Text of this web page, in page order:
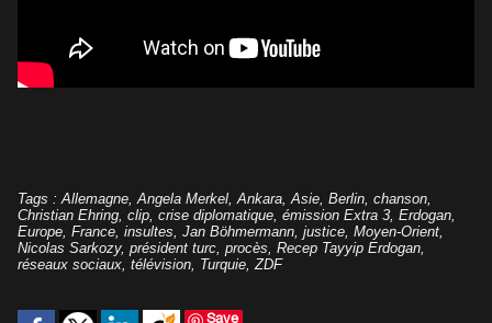
Tags :Allemagne,Angela Merkel,Ankara,Asie, Berlin, chanson,
Christian Ehring, clip, crise diplomatique, émission Extra 3, Erdogan,
Europe, France, insultes, Jan Böhmermann, justice, Moyen-Orient,
Nicolas Sarkozy, président turc, procès, Recep Tayyip Erdogan,
réseaux sociaux, télévision, Turquie,ZDF
Save